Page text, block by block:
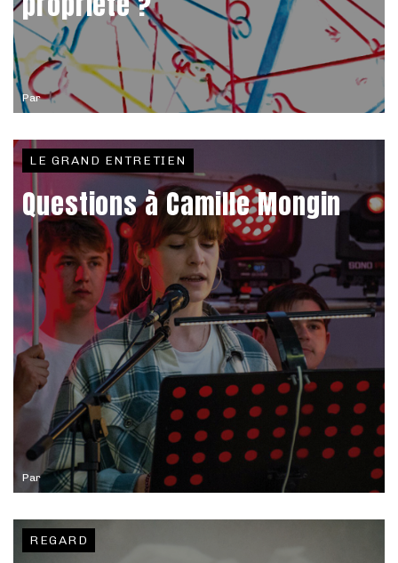
Par
Par
LE GRAND ENTRETIEN
Questions à Camille Mongin
REGARD